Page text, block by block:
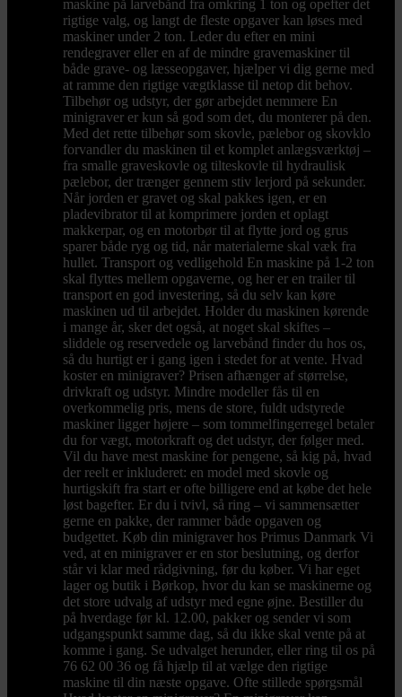
maskine på larvebånd fra omkring 1 ton og opefter det
rigtige valg, og langt de fleste opgaver kan løses med
maskiner under 2 ton. Leder du efter en mini
rendegraver eller en af de mindre gravemaskiner til
både grave- og læsseopgaver, hjælper vi dig gerne med
at ramme den rigtige vægtklasse til netop dit behov.
Tilbehør og udstyr, der gør arbejdet nemmere En
minigraver er kun så god som det, du monterer på den.
Med det rette tilbehør som skovle, pælebor og skovklo
forvandler du maskinen til et komplet anlægsværktøj –
fra smalle graveskovle og tilteskovle til hydraulisk
pælebor, der trænger gennem stiv lerjord på sekunder.
Når jorden er gravet og skal pakkes igen, er en
pladevibrator til at komprimere jorden et oplagt
makkerpar, og en motorbør til at flytte jord og grus
sparer både ryg og tid, når materialerne skal væk fra
hullet. Transport og vedligehold En maskine på 1-2 ton
skal flyttes mellem opgaverne, og her er en trailer til
transport en god investering, så du selv kan køre
maskinen ud til arbejdet. Holder du maskinen kørende
i mange år, sker det også, at noget skal skiftes –
sliddele og reservedele og larvebånd finder du hos os,
så du hurtigt er i gang igen i stedet for at vente. Hvad
koster en minigraver? Prisen afhænger af størrelse,
drivkraft og udstyr. Mindre modeller fås til en
overkommelig pris, mens de store, fuldt udstyrede
maskiner ligger højere – som tommelfingerregel betaler
du for vægt, motorkraft og det udstyr, der følger med.
Vil du have mest maskine for pengene, så kig på, hvad
der reelt er inkluderet: en model med skovle og
hurtigskift fra start er ofte billigere end at købe det hele
løst bagefter. Er du i tvivl, så ring – vi sammensætter
gerne en pakke, der rammer både opgaven og
budgettet. Køb din minigraver hos Primus Danmark Vi
ved, at en minigraver er en stor beslutning, og derfor
står vi klar med rådgivning, før du køber. Vi har eget
lager og butik i Børkop, hvor du kan se maskinerne og
det store udvalg af udstyr med egne øjne. Bestiller du
på hverdage før kl. 12.00, pakker og sender vi som
udgangspunkt samme dag, så du ikke skal vente på at
komme i gang. Se udvalget herunder, eller ring til os på
76 62 00 36 og få hjælp til at vælge den rigtige
maskine til din næste opgave. Ofte stillede spørgsmål